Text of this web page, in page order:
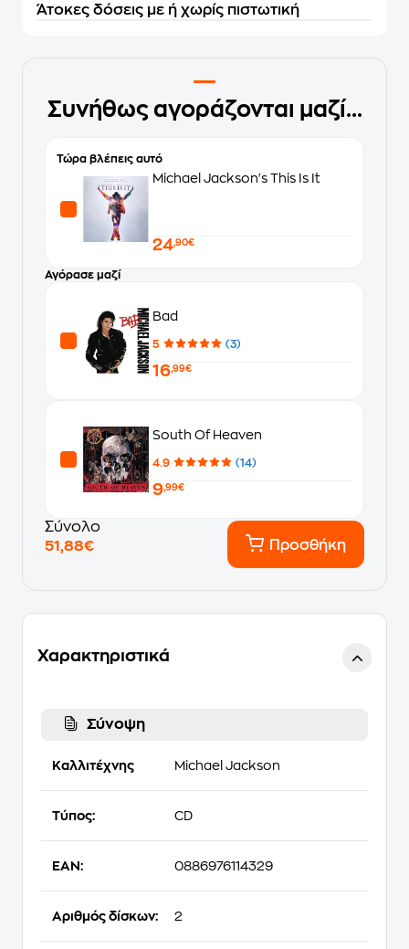
Άτοκες δόσεις με ή χωρίς πιστωτική
Συνήθως αγοράζονται μαζί...
Τώρα βλέπεις αυτό
Michael Jackson's This Is It
24,90€
Αγόρασε μαζί
Bad
5 (3)
16,99€
South Of Heaven
4.9 (14)
9,99€
Σύνολο
51,88€
Προσθήκη
Χαρακτηριστικά
Σύνοψη
Καλλιτέχνης Michael Jackson
Τύπος: CD
EAN: 0886976114329
Αριθμός δίσκων: 2